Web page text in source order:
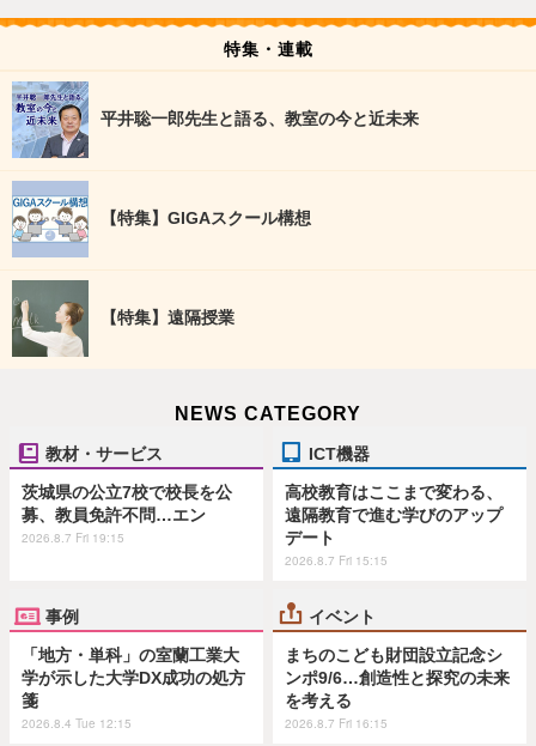
特集・連載
平井聡一郎先生と語る、教室の今と近未来
【特集】GIGAスクール構想
【特集】遠隔授業
NEWS CATEGORY
教材・サービス
茨城県の公立7校で校長を公
募、教員免許不問…エン
2026.8.7 Fri 19:15
ICT機器
高校教育はここまで変わる、
遠隔教育で進む学びのアップ
デート
2026.8.7 Fri 15:15
事例
「地方・単科」の室蘭工業大
学が示した大学DX成功の処方
箋
2026.8.4 Tue 12:15
イベント
まちのこども財団設立記念シ
ンポ9/6…創造性と探究の未来
を考える
2026.8.7 Fri 16:15